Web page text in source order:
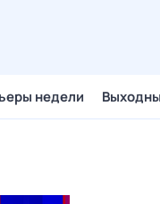
недели